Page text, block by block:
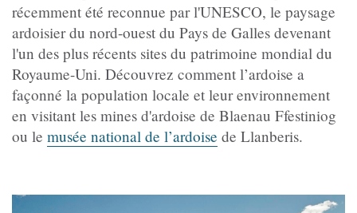
récemment été reconnue par l'UNESCO, le paysage
ardoisier du nord-ouest du Pays de Galles devenant
l'un des plus récents sites du patrimoine mondial du
Royaume-Uni. Découvrez comment l’ardoise a
façonné la population locale et leur environnement
en visitant les mines d'ardoise de Blaenau Ffestiniog
ou le musée national de l’ardoise de Llanberis.